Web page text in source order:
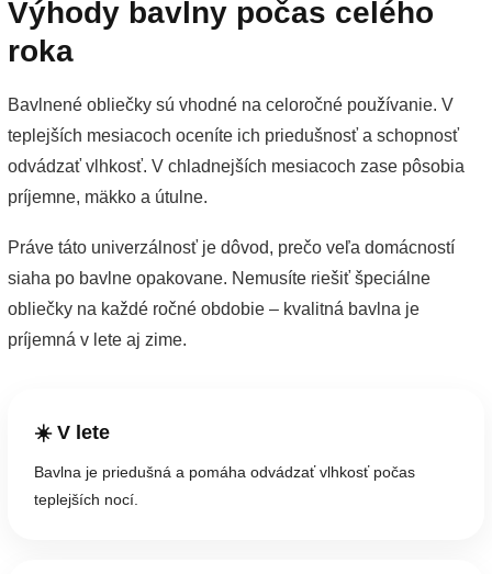
Výhody bavlny počas celého
roka
Bavlnené obliečky sú vhodné na celoročné používanie. V
teplejších mesiacoch oceníte ich priedušnosť a schopnosť
odvádzať vlhkosť. V chladnejších mesiacoch zase pôsobia
príjemne, mäkko a útulne.
Práve táto univerzálnosť je dôvod, prečo veľa domácností
siaha po bavlne opakovane. Nemusíte riešiť špeciálne
obliečky na každé ročné obdobie – kvalitná bavlna je
príjemná v lete aj zime.
☀️ V lete
Bavlna je priedušná a pomáha odvádzať vlhkosť počas
teplejších nocí.